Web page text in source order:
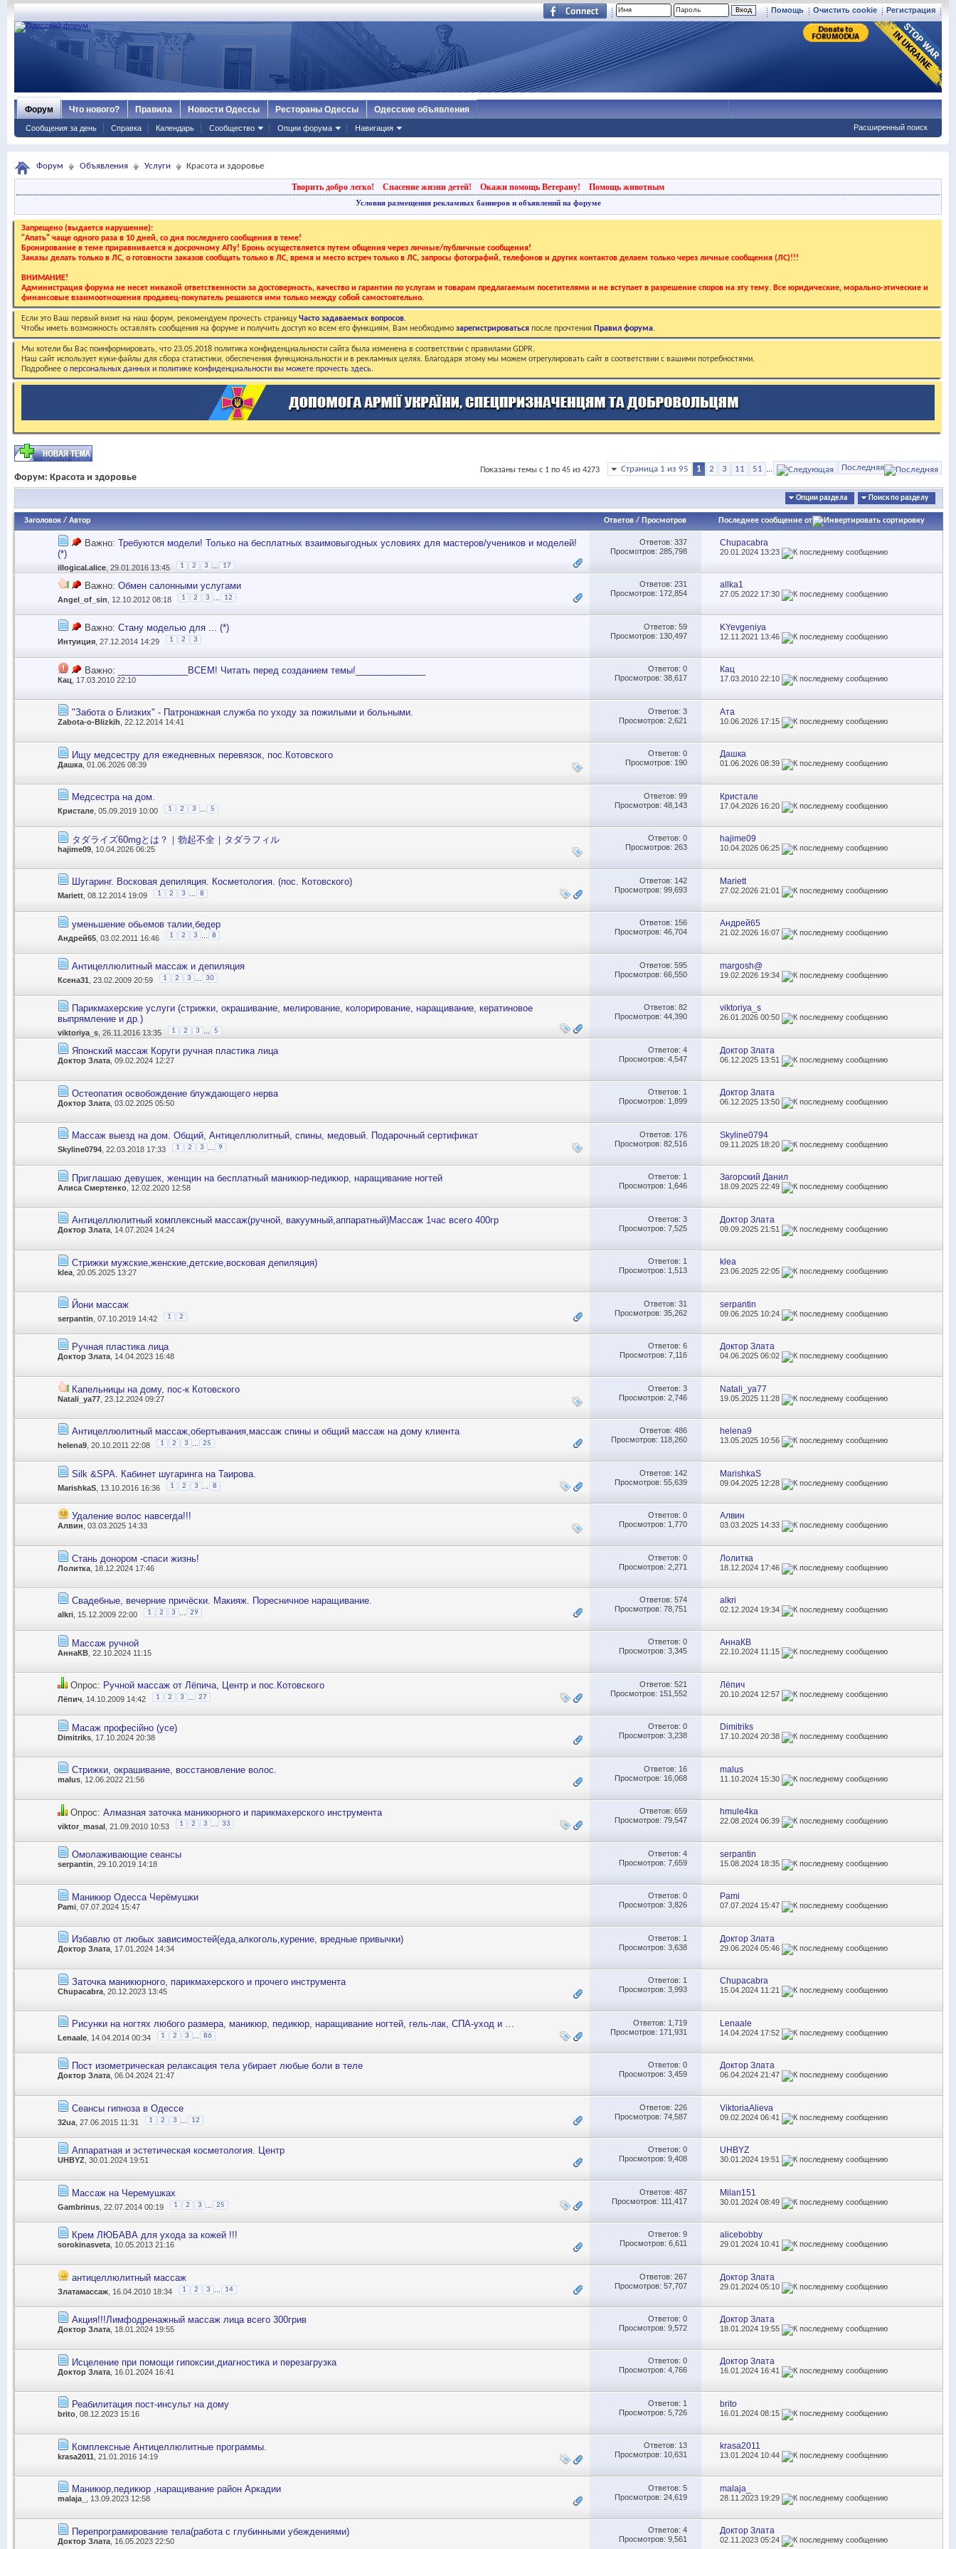
Регистрация
Очистить cookie
Помощь
Форум
Сообщения за день Справка Календарь Сообщество Опции форума Навигация
Что нового? Правила Новости Одессы Рестораны Одессы Одесские объявления
Расширенный поиск
Форум Объявления Услуги Красота и здоровье
Творить добро легко! Спасение жизни детей! Окажи помощь Ветерану! Помощь животным
Условия размещения рекламных баннеров и объявлений на форуме
Запрещено (выдается нарушение):
"Апать" чаще одного раза в 10 дней, со дня последнего сообщения в теме!
Бронирование в теме приравнивается к досрочному АПу! Бронь осуществляется путем общения через личные/публичные сообщения!
Заказы делать только в ЛС, о готовности заказов сообщать только в ЛС, время и место встреч только в ЛС, запросы фотографий, телефонов и других контактов делаем только через личные сообщения (ЛС)!!!
ВНИМАНИЕ!
Администрация форума не несет никакой ответственности за достоверность, качество и гарантии по услугам и товарам предлагаемым посетителями и не вступает в разрешение споров на эту тему. Все юридические, морально-этические и
финансовые взаимоотношения продавец-покупатель решаются ими только между собой самостоятельно.
Если это Ваш первый визит на наш форум, рекомендуем прочесть страницуЧасто задаваемых вопросов.
Чтобы иметь возможность оставлять сообщения на форуме и получить доступ ко всем его функциям, Вам необходимо зарегистрироваться после прочтения Правил форума.
Мы хотели бы Вас поинформировать, что 23.05.2018 политика конфиденциальности сайта была изменена в соответствии с правилами GDPR.
Наш сайт использует куки-файлы для сбора статистики, обеспечения функциональности и в рекламных целях. Благодаря этому мы можем отрегулировать сайт в соответствии с вашими потребностями.
Подробнее о персональных данных и политике конфиденциальности вы можете прочесть здесь.
Страница 1 из 95 1 2 3 11 51 ... Последняя
Показаны темы с 1 по 45 из 4273
Форум: Красота и здоровье
Опции раздела Поиск по разделу
Заголовок / Автор Ответов/ Просмотров Последнее сообщение от
Важно: Требуются модели! Только на бесплатных взаимовыгодных условиях для мастеров/учеников и моделей!
(*)
illogical.alice , 29.01.2016 13:45 1 2 3 17
Ответов: 337
Просмотров: 285,798
Chupacabra
20.01.2024 13:23
Важно: Обмен салонными услугами
Angel_of_sin , 12.10.2012 08:18 1 2 3 12
Ответов: 231
Просмотров: 172,854
allka1
27.05.202217:30
Важно: Стану моделью для ... (*)
Интуиция , 27.12.2014 14:29 1 2 3
Ответов: 59
Просмотров: 130,497
KYevgeniya
12.11.2021 13:46
Важно: ______________ВСЕМ! Читать перед созданием темы!______________
Кац , 17.03.2010 22:10
Ответов: 0
Просмотров: 38,617
Кац
17.03.201022:10
"Забота о Близких" - Патронажная служба по уходу за пожилыми и больными.
Zabota-o-Blizkih , 22.12.2014 14:41
Ответов: 3
Просмотров: 2,621
Ата
10.06.2026 17:15
Ищу медсестру для ежедневных перевязок, пос.Котовского
Дашка , 01.06.2026 08:39
Ответов: 0
Просмотров: 190
Дашка
01.06.202608:39
Медсестра на дом.
Кристале , 05.09.2019 10:00 1 2 3 5
Ответов: 99
Просмотров: 48,143
Кристале
17.04.2026 16:20
タダライズ60mgとは？｜勃起不全｜タダラフィル
hajime09 , 10.04.2026 06:25
Ответов: 0
Просмотров: 263
hajime09
10.04.202606:25
Шугаринг. Восковая депиляция. Косметология. (пос. Котовского)
Mariett , 08.12.2014 19:09 1 2 3 8
Ответов: 142
Просмотров: 99,693
Mariett
27.02.202621:01
уменьшение обьемов талии,бедер
Андрей65 , 03.02.2011 16:46 1 2 3 8
Ответов: 156
Просмотров: 46,704
Андрей65
21.02.2026 16:07
Антицеллюлитный массаж и депиляция
Ксена31 , 23.02.2009 20:59 1 2 3 30
Ответов: 595
Просмотров: 66,550
margosh@
19.02.2026 19:34
Парикмахерские услуги (стрижки, окрашивание, мелирование, колорирование, наращивание, кератиновое
выпрямление и др.)
viktoriya_s , 26.11.2016 13:35 1 2 3 5
Ответов: 82
Просмотров: 44,390
viktoriya_s
26.01.202600:50
Японский массаж Коруги ручная пластика лица
Доктор Злата , 09.02.2024 12:27
Ответов: 4
Просмотров: 4,547
Доктор Злата
06.12.2025 13:51
Остеопатия освобождение блуждающего нерва
Доктор Злата , 03.02.2025 05:50
Ответов: 1
Просмотров: 1,899
Доктор Злата
06.12.2025 13:50
Массаж выезд на дом. Общий, Антицеллюлитный, спины, медовый. Подарочный сертификат
Skyline0794 , 22.03.2018 17:33 1 2 3 9
Ответов: 176
Просмотров: 82,516
Skyline0794
09.11.2025 18:20
Приглашаю девушек, женщин на бесплатный маникюр-педикюр, наращивание ногтей
Алиса Смертенко , 12.02.2020 12:58
Ответов: 1
Просмотров: 1,646
Загорский Данил
18.09.202522:49
Антицеллюлитный комплексный массаж(ручной, вакуумный,аппаратный)Массаж 1час всего 400гр
Доктор Злата , 14.07.2024 14:24
Ответов: 3
Просмотров: 7,525
Доктор Злата
09.09.202521:51
Стрижки мужские,женские,детские,восковая депиляция)
klea , 20.05.2025 13:27
Ответов: 1
Просмотров: 1,513
klea
23.06.202522:05
Йони массаж
serpantin , 07.10.2019 14:42 1 2
Ответов: 31
Просмотров: 35,262
serpantin
09.06.2025 10:24
Ручная пластика лица
Доктор Злата, 14.04.2023 16:48
Ответов: 6
Просмотров: 7,116
Доктор Злата
04.06.202506:02
Капельницы на дому, пос-к Котовского
Natali_ya77 , 23.12.2024 09:27
Ответов: 3
Просмотров: 2,746
Natali_ya77
19.05.2025 11:28
Антицеллюлитный массаж,обертывания,массаж спины и общий массаж на дому клиента
helena9 , 20.10.2011 22:08 1 2 3 25
Ответов: 486
Просмотров: 118,260
helena9
13.05.2025 10:56
Silk &SPA. Кабинет шугаринга на Таирова.
MarishkaS , 13.10.2016 16:36 1 2 3 8
Ответов: 142
Просмотров: 55,639
MarishkaS
09.04.2025 12:28
Удаление волос навсегда!!!
Алвин , 03.03.2025 14:33
Ответов: 0
Просмотров: 1,770
Алвин
03.03.2025 14:33
Стань донором -спаси жизнь!
Лолитка , 18.12.2024 17:46
Ответов: 0
Просмотров: 2,271
Лолитка
18.12.2024 17:46
Свадебные, вечерние причёски. Макияж. Поресничное наращивание.
alkri , 15.12.2009 22:00 1 2 3 29
Ответов: 574
Просмотров: 78,751
alkri
02.12.2024 19:34
Массаж ручной
АннаКВ , 22.10.2024 11:15
Ответов: 0
Просмотров: 3,345
АннаКВ
22.10.202411:15
Опрос: Ручной массаж от Лёпича, Центр и пос.Котовского
Лёпич , 14.10.2009 14:42 1 2 3 27
Ответов: 521
Просмотров: 151,552
Лёпич
20.10.2024 12:57
Масаж професійно (усе)
Dimitriks , 17.10.2024 20:38
Ответов: 0
Просмотров: 3,238
Dimitriks
17.10.202420:38
Стрижки, окрашивание, восстановление волос.
malus , 12.06.2022 21:56
Ответов: 16
Просмотров: 16,068
malus
11.10.2024 15:30
Опрос: Алмазная заточка маникюрного и парикмахерского инструмента
viktor_masal , 21.09.2010 10:53 1 2 3 33
Ответов: 659
Просмотров: 79,547
hmule4ka
22.08.202406:39
Омолаживающие сеансы
serpantin , 29.10.2019 14:18
Ответов: 4
Просмотров: 7,659
serpantin
15.08.2024 18:35
Маникюр Одесса Черёмушки
Pami , 07.07.2024 15:47
Ответов: 0
Просмотров: 3,826
Pami
07.07.2024 15:47
Избавлю от любых зависимостей(еда,алкоголь,курение, вредные привычки)
Доктор Злата , 17.01.2024 14:34
Ответов: 1
Просмотров: 3,638
Доктор Злата
29.06.202405:46
Заточка маникюрного, парикмахерского и прочего инструмента
Chupacabra , 20.12.2023 13:45
Ответов: 1
Просмотров: 3,993
Chupacabra
15.04.2024 11:21
Рисунки на ногтях любого размера, маникюр, педикюр, наращивание ногтей, гель-лак, СПА-уход и …
Lenaale , 14.04.2014 00:34 1 2 3 86
Ответов: 1,719
Просмотров: 171,931
Lenaale
14.04.2024 17:52
Пост изометрическая релаксация тела убирает любые боли в теле
Доктор Злата, 06.04.2024 21:47
Ответов: 0
Просмотров: 3,459
Доктор Злата
06.04.202421:47
Сеансы гипноза в Одессе
32ua , 27.06.2015 11:31 1 2 3 12
Ответов: 226
Просмотров: 74,587
ViktoriaAlieva
09.02.202406:41
Аппаратная и эстетическая косметология. Центр
UHBYZ , 30.01.2024 19:51
Ответов: 0
Просмотров: 9,408
UHBYZ
30.01.2024 19:51
Массаж на Черемушках
Gambrinus , 22.07.2014 00:19 1 2 3 25
Ответов: 487
Просмотров: 111,417
Milan151
30.01.202408:49
Крем ЛЮБАВА для ухода за кожей !!!
sorokinasveta , 10.05.2013 21:16
Ответов: 9
Просмотров: 6,611
alicebobby
29.01.2024 10:41
антицеллюлитный массаж
Златамассаж , 16.04.2010 18:34 1 2 3 14
Ответов: 267
Просмотров: 57,707
Доктор Злата
29.01.202405:10
Акция!!!Лимфодренажный массаж лица всего 300грив
Доктор Злата , 18.01.2024 19:55
Ответов: 0
Просмотров: 9,572
Доктор Злата
18.01.2024 19:55
Исцеление при помощи гипоксии,диагностика и перезагрузка
Доктор Злата , 16.01.2024 16:41
Ответов: 0
Просмотров: 4,766
Доктор Злата
16.01.202416:41
Реабилитация пост-инсульт на дому
brito , 08.12.2023 15:16
Ответов: 1
Просмотров: 5,726
brito
16.01.202408:15
Комплексные Антицеллюлитные программы.
krasa2011 , 21.01.2016 14:19
Ответов: 13
Просмотров: 10,631
krasa2011
13.01.2024 10:44
Маникюр,педикюр ,наращивание район Аркадии
malaja_ , 13.09.2023 12:58
Ответов: 5
Просмотров: 24,619
malaja_
28.11.2023 19:29
Перепрограмирование тела(работа с глубинными убеждениями)
Доктор Злата , 16.05.2023 22:50
Ответов: 4
Просмотров: 9,561
Доктор Злата
02.11.202305:24